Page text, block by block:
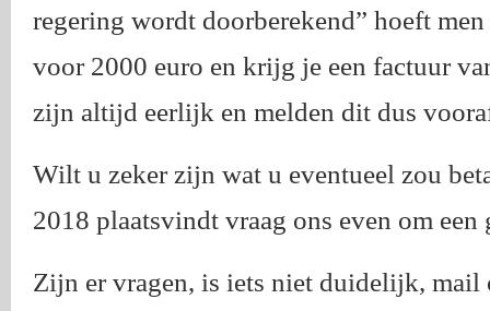
regering wordt doorberekend” hoeft
voor 2000 euro en krijg je een factuur
zijn altijd eerlijk en melden dit dus
Wilt u zeker zijn wat u eventueel zou
2018 plaatsvindt vraag ons even om
Zijn er vragen, is iets niet duidelijk, mail